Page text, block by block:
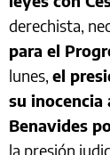
derechista,
para el
lunes, el
su inocencia
Benavides
la presión